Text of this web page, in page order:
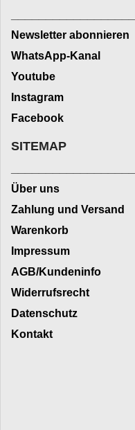
Newsletter abonnieren
WhatsApp-Kanal
Youtube
Instagram
Facebook
SITEMAP
Über uns
Zahlung und Versand
Warenkorb
Impressum
AGB/Kundeninfo
Widerrufsrecht
Datenschutz
Kontakt